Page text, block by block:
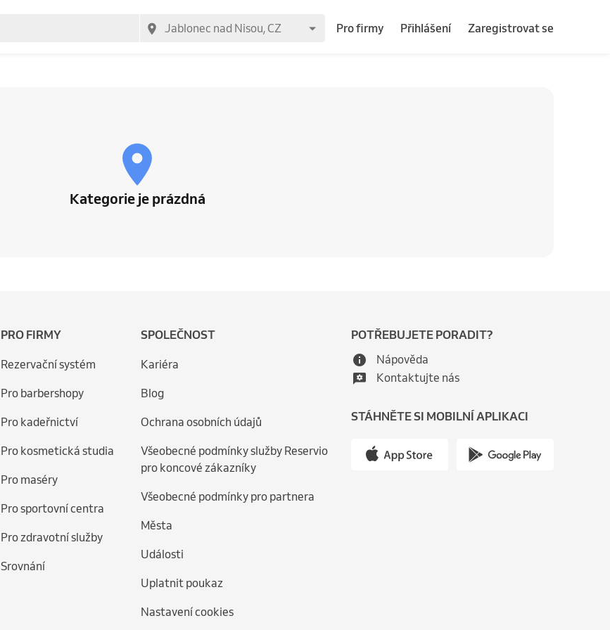
Pro firmy Přihlášení Zaregistrovat se
Kategorie je prázdná
PRO FIRMY
Rezervační systém
Pro barbershopy
Pro kadeřnictví
Pro kosmetická studia
Pro maséry
Pro sportovní centra
Pro zdravotní služby
Srovnání
SPOLEČNOST
Kariéra
Blog
Ochrana osobních údajů
Všeobecné podmínky služby Reservio
pro koncové zákazníky
Všeobecné podmínky pro partnera
Města
Události
Uplatnit poukaz
Nastavení cookies
POTŘEBUJETE PORADIT?
Nápověda
Kontaktujte nás
STÁHNĚTE SI MOBILNÍ APLIKACI